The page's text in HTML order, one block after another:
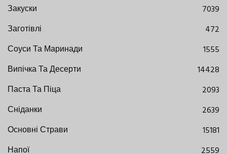
Закуски
7039
Заготівлі
472
Соуси Та Маринади
1555
Випічка Та Десерти
14428
Паста Та Піца
2093
Сніданки
2639
Основні Страви
15181
Напої
2559